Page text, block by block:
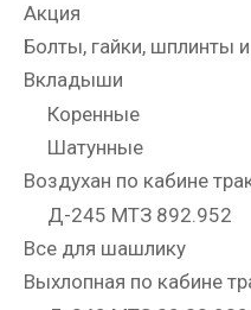
Акция
Болты, гайки, шплинты
Вкладыши
Коренные
Шатунные
Воздухан по кабине
Д-245 МТЗ 892.952
Все для шашлику
Выхлопная по кабине